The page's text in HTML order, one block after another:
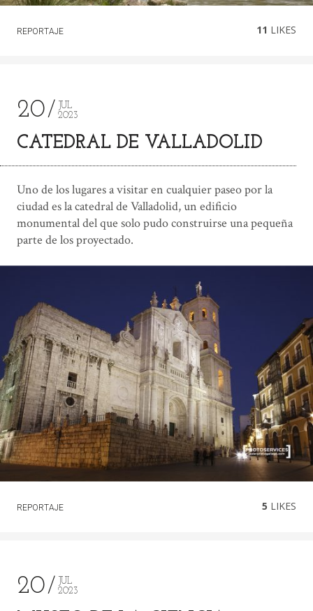
REPORTAJE 11 LIKES
20
JUL
2023
CATEDRAL DE VALLADOLID
Uno de los lugares a visitar en cualquier paseo por la
ciudad es la catedral de Valladolid, un edificio
monumental del que solo pudo construirse una pequeña
parte de los proyectado.
REPORTAJE 5 LIKES
20
JUL
2023